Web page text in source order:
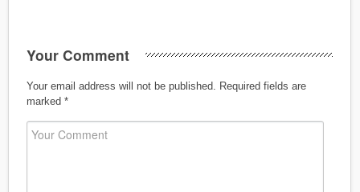
Your Comment
Your email address will not be published.
Required fields are
marked *